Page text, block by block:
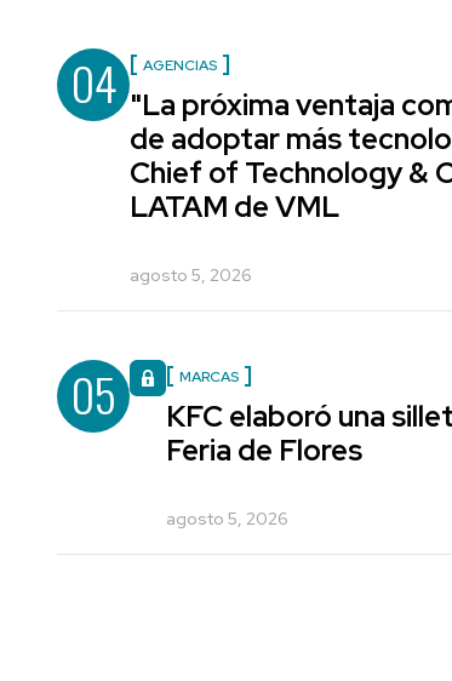
04 AGENCIAS
"La próxima ventaja
de adoptar más
Chief of Technology &
LATAM de VML
agosto 5, 2026
05 MARCAS
KFC elaboró una
Feria de Flores
agosto 5, 2026